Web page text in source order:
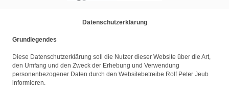
Datenschutzerklärung
Grundlegendes
Diese Datenschutzerklärung soll die Nutzer dieser Website über die Art,
den Umfang und den Zweck der Erhebung und Verwendung
personenbezogener Daten durch den Websitebetreibe Rolf Peter Jeub
informieren.